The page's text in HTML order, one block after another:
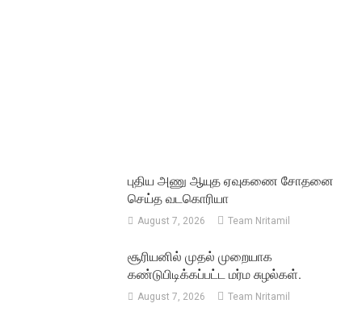
புதிய அணு ஆயுத ஏவுகணை சோதனை
செய்த வடகொரியா
August 7, 2026 Team Nritamil
சூரியனில் முதல் முறையாக
கண்டுபிடிக்கப்பட்ட மர்ம சுழல்கள்.
August 7, 2026 Team Nritamil